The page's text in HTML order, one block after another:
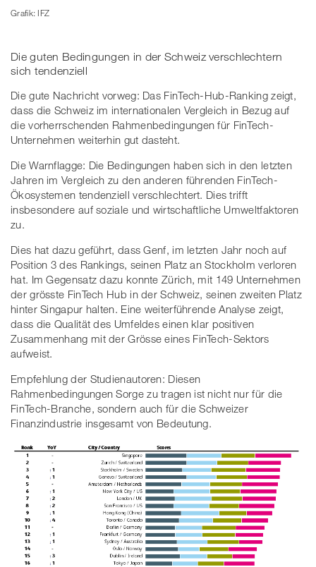
Grafik: IFZ
Die guten Bedingungen in der Schweiz verschlechtern
sich tendenziell
Die gute Nachricht vorweg: Das FinTech-Hub-Ranking zeigt,
dass die Schweiz im internationalen Vergleich in Bezug auf
die vorherrschenden Rahmenbedingungen für FinTech-
Unternehmen weiterhin gut dasteht.
Die Warnflagge: Die Bedingungen haben sich in den letzten
Jahren im Vergleich zu den anderen führenden FinTech-
Ökosystemen tendenziell verschlechtert. Dies trifft
insbesondere auf soziale und wirtschaftliche Umweltfaktoren
zu.
Dies hat dazu geführt, dass Genf, im letzten Jahr noch auf
Position 3 des Rankings, seinen Platz an Stockholm verloren
hat. Im Gegensatz dazu konnte Zürich, mit 149 Unternehmen
der grösste FinTech Hub in der Schweiz, seinen zweiten Platz
hinter Singapur halten. Eine weiterführende Analyse zeigt,
dass die Qualität des Umfeldes einen klar positiven
Zusammenhang mit der Grösse eines FinTech-Sektors
aufweist.
Empfehlung der Studienautoren: Diesen
Rahmenbedingungen Sorge zu tragen ist nicht nur für die
FinTech-Branche, sondern auch für die Schweizer
Finanzindustrie insgesamt von Bedeutung.